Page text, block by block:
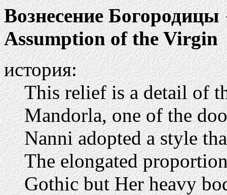
Вознесение Богородицы
Assumption of the Virgin
история:
This relief is a detail of
Mandorla, one of the
Nanni adopted a style
The elongated
Gothic but Her heavy